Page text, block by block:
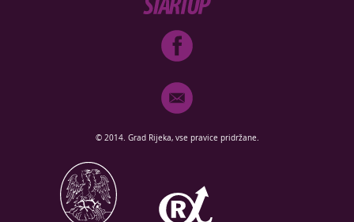
© 2014. Grad Rijeka, vse pravice pridržane.